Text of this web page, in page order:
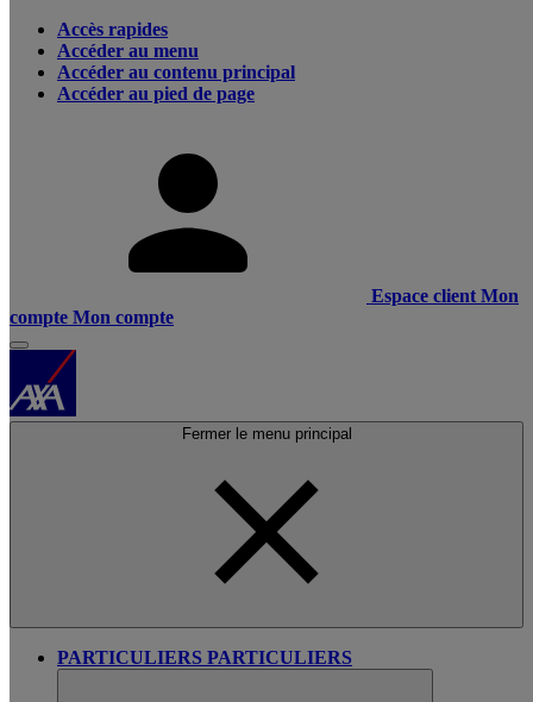
Accès rapides
Accéder au menu
Accéder au contenu principal
Accéder au pied de page
Espace client Mon
compte Mon compte
Fermer le menu principal
PARTICULIERS PARTICULIERS